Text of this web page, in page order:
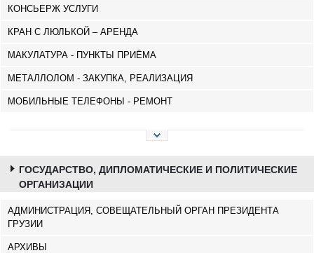
РУСТАВИ
ШИДА КАРТЛИ
ГОРИ
КАРЕЛИ
ГРУЗИЯ
КОНСЬЕРЖ УСЛУГИ
КРАН С ЛЮЛЬКОЙ – АРЕНДА
МАКУЛАТУРА - ПУНКТЫ ПРИЁМА
МЕТАЛЛОЛОМ - ЗАКУПКА, РЕАЛИЗАЦИЯ
МОБИЛЬНЫЕ ТЕЛЕФОНЫ - РЕМОНТ
ГОСУДАРСТВО, ДИПЛОМАТИЧЕСКИЕ И ПОЛИТИЧЕСКИЕ
ОРГАНИЗАЦИИ
АДМИНИСТРАЦИЯ, СОВЕЩАТЕЛЬНЫЙ ОРГАН ПРЕЗИДЕНТА
ГРУЗИИ
АРХИВЫ